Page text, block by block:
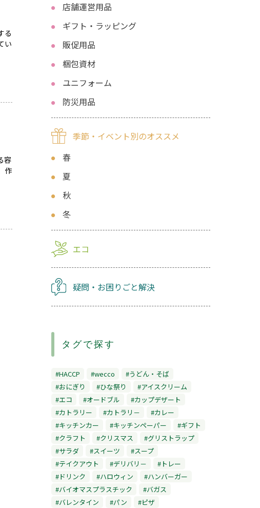
る
い
容
作
店舗運営用品
ギフト・ラッピング
販促用品
梱包資材
ユニフォーム
防災用品
季節・イベント別のオススメ
春
夏
秋
冬
エコ
疑問・お困りごと解決
タグで探す
#HACCP #wecco
#うどん・そば
#おにぎり
#ひな祭り
#アイスクリーム
#エコ
#オードブル
#カップデザート
#カトラリー
#カトラリ－
#カレー
#キッチンカー
#キッチンペーパー
#ギフト
#クラフト
#クリスマス
#グリストラップ
#サラダ
#スイーツ
#スープ
#テイクアウト
#デリバリ－
#トレー
#ドリンク
#ハロウィン
#ハンバーガー
#バイオマスプラスチック
#バガス
#バレンタイン
#パン
#ピザ